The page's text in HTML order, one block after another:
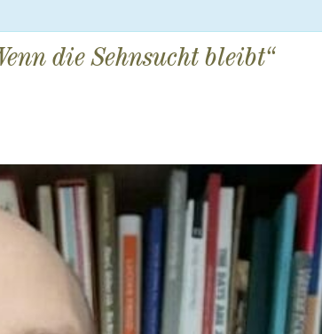
die Sehnsucht bleibt“